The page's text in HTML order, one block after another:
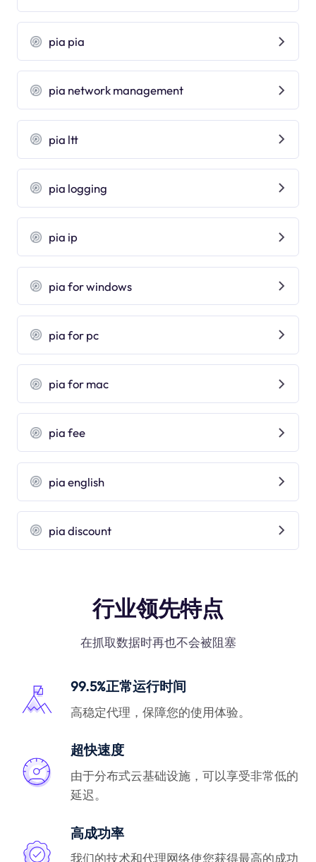
pia pia
pia network management
pia ltt
pia logging
pia ip
pia for windows
pia for pc
pia for mac
pia fee
pia english
pia discount
行业领先特点
在抓取数据时再也不会被阻塞
99.5%正常运行时间
高稳定代理，保障您的使用体验。
超快速度
由于分布式云基础设施，可以享受非常低的
延迟。
高成功率
我们的技术和代理网络使您获得最高的成功